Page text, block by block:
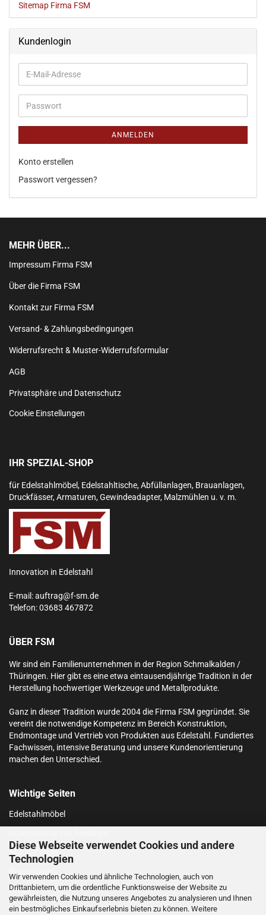
Diese Webseite verwendet Cookies und andere
Technologien
Wir verwenden Cookies und ähnliche Technologien, auch von
Drittanbietern, um die ordentliche Funktionsweise der Website zu
gewährleisten, die Nutzung unseres Angebotes zu analysieren und Ihnen
ein bestmögliches Einkaufserlebnis bieten zu können. Weitere
Sitemap Firma FSM
Kundenlogin
ANMELDEN
Konto erstellen
Passwort vergessen?
MEHR ÜBER...
Impressum Firma FSM
Über die Firma FSM
Kontakt zur Firma FSM
Versand- & Zahlungsbedingungen
Widerrufsrecht & Muster-Widerrufsformular
AGB
Privatsphäre und Datenschutz
Cookie Einstellungen
IHR SPEZIAL-SHOP
für Edelstahlmöbel, Edelstahltische, Abfüllanlagen, Brauanlagen,
Druckfässer, Armaturen, Gewindeadapter, Malzmühlen u. v. m.
Innovation in Edelstahl
E-mail:auftrag@f-sm.de
Telefon:03683 467872
ÜBER FSM
Wir sind ein Familienunternehmen in der Region Schmalkalden /
Thüringen. Hier gibt es eine etwa eintausendjährige Tradition in der
Herstellung hochwertiger Werkzeuge und Metallprodukte.
Ganz in dieser Tradition wurde 2004 die Firma FSM gegründet. Sie
vereint die notwendige Kompetenz im Bereich Konstruktion,
Endmontage und Vertrieb von Produkten aus Edelstahl. Fundiertes
Fachwissen, intensive Beratung und unsere Kundenorientierung
machen den Unterschied.
Wichtige Seiten
Edelstahlmöbel
Abfüllanlagen
Produkt-Suche
Login